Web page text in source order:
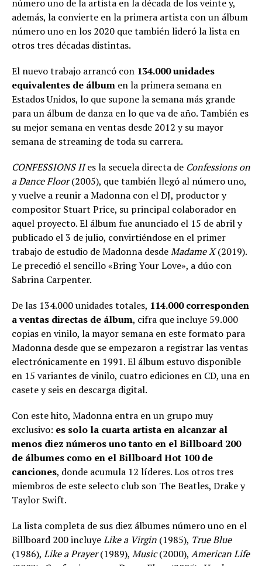
número uno de la artista en la década de los veinte y,
además, la convierte en la primera artista con un álbum
número uno en los 2020 que también lideró la lista en
otros tres décadas distintas.
El nuevo trabajo arrancó con 134.000 unidades
equivalentes de álbum en la primera semana en
Estados Unidos, lo que supone la semana más grande
para un álbum de danza en lo que va de año. También es
su mejor semana en ventas desde 2012 y su mayor
semana de streaming de toda su carrera.
CONFESSIONS IIes la secuela directa de Confessions on
a Dance Floor(2005), que también llegó al número uno,
y vuelve a reunir a Madonna con el DJ, productor y
compositor Stuart Price, su principal colaborador en
aquel proyecto. El álbum fue anunciado el 15 de abril y
publicado el 3 de julio, convirtiéndose en el primer
trabajo de estudio de Madonna desdeMadame X(2019).
Le precedió el sencillo «Bring Your Love», a dúo con
Sabrina Carpenter.
De las 134.000 unidades totales, 114.000 corresponden
a ventas directas de álbum, cifra que incluye 59.000
copias en vinilo, la mayor semana en este formato para
Madonna desde que se empezaron a registrar las ventas
electrónicamente en 1991. El álbum estuvo disponible
en 15 variantes de vinilo, cuatro ediciones en CD, una en
casete y seis en descarga digital.
Con este hito, Madonna entra en un grupo muy
exclusivo: es solo la cuarta artista en alcanzar al
menos diez números uno tanto en el Billboard 200
de álbumes como en el Billboard Hot 100 de
canciones, donde acumula 12 líderes. Los otros tres
miembros de este selecto club son The Beatles, Drake y
Taylor Swift.
La lista completa de sus diez álbumes número uno en el
Billboard 200 incluyeLike a Virgin (1985), True Blue
(1986), Like a Prayer(1989), Music(2000), American Life